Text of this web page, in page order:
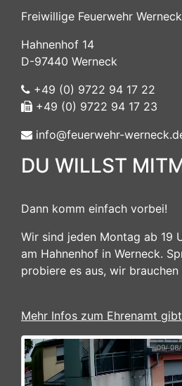
Freiwillige Feuerwehr Werneck
Hahnenhof 14
D-97440 Werneck
+49 (0) 9722 94 17 22
+49 (0) 9722 94 17 23
info@feuerwehr-
DU WILLST
Dann komm einfach vorbei!
Wir sind jeden Montag ab 19
am Hahnenhof in Werneck.
probiere es aus, wir brauchen
Mehr Infos zum Ehrenamt